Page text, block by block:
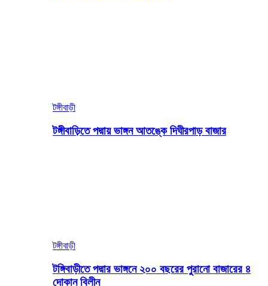
টঙ্গীবাড়ী
টঙ্গীবাড়িতে পদ্মায় ভাঙ্গন আতঙ্কে দিঘীরপাড় বাজার
টঙ্গীবাড়ী
টঙ্গিবাড়ীতে পদ্মার ভাঙ্গনে ২০০ বছরের পুরানো বাজারের ৪
দোকান বিলীন